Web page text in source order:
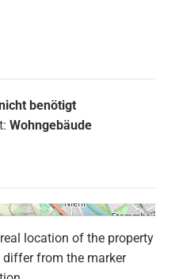
benötigt
Wohngebäude
location of the property
differ from the marker